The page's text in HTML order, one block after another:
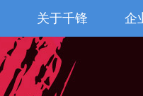
关于千锋 企